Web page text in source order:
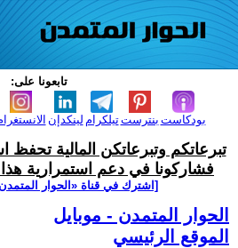
تابعونا على:
لينكدإن تيلكرامبنترست بودكاست
تبرعاتكم وتبرعاتكن المالية تحفظ
فشاركونا في دعم استمرارية هذا
[اشترك في قناة ‫«الحوار
الحوار المتمدن - موبايل
الموقع الرئيسي